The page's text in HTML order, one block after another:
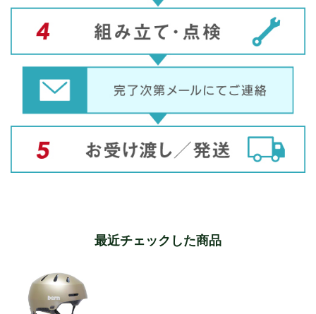
最近チェックした商品